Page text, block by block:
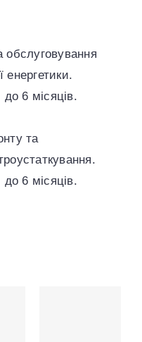
енергетики.
до 6 місяців.
та
до 6 місяців.